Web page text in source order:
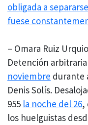
obligada a
fuese
– Omara Ruiz
Detención
noviembre durante
Denis Solís.
955 la noche del 26,
los huelguistas